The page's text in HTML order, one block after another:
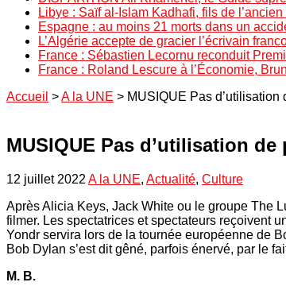
Libye : Saïf al-Islam Kadhafi, fils de
Espagne : au moins 21 morts dans un
L’Algérie accepte de gracier l’écrivain
France : Sébastien Lecornu reconduit
France : Roland Lescure à l’Économie,
Accueil >A la UNE > MUSIQUE Pas
MUSIQUE Pas d’utilisation
12 juillet 2022 A la UNE, Actualité, Culture
Après Alicia Keys, Jack White ou le groupe The
filmer. Les spectatrices et spectateurs reçoivent
Yondr servira lors de la tournée européenne de
Bob Dylan s’est dit gêné, parfois énervé, par le
M. B.